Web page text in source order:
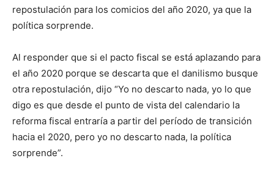
repostulación para los comicios del año 2020, ya que la
política sorprende.
Al responder que si el pacto fiscal se está aplazando para
el año 2020 porque se descarta que el danilismo busque
otra repostulación, dijo “Yo no descarto nada, yo lo que
digo es que desde el punto de vista del calendario la
reforma fiscal entraría a partir del período de transición
hacia el 2020, pero yo no descarto nada, la política
sorprende”.